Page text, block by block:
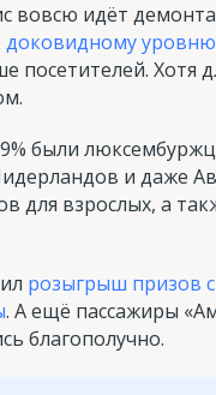
вовсю идёт
доковидному уровню
посетителей. Хотя
были
и даже
для взрослых, а
розыгрыш призов
. А ещё пассажиры
благополучно.